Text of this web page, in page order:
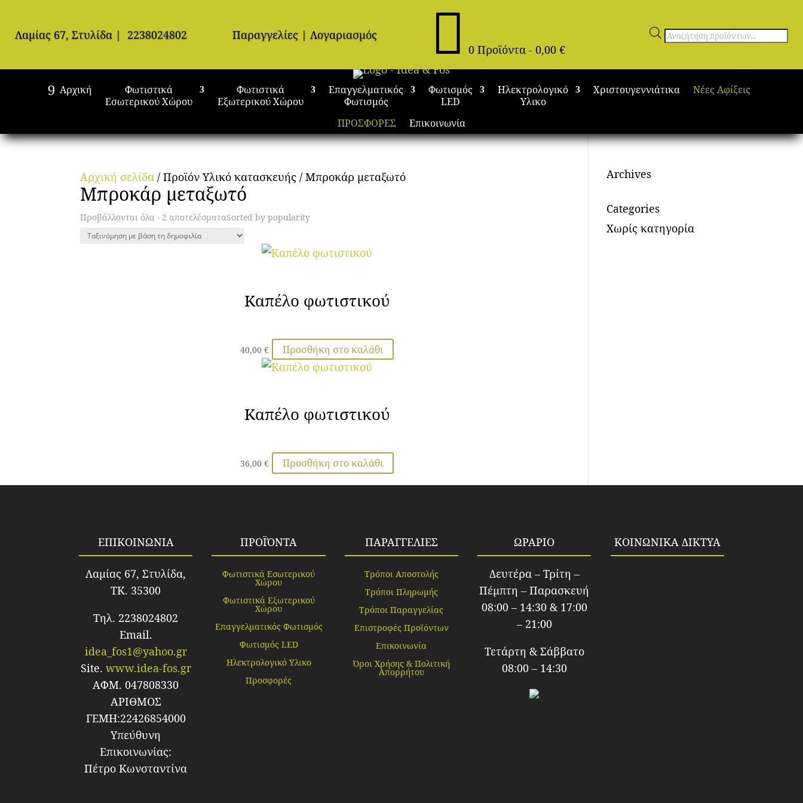
Λαμίας 67, Στυλίδα | 2238024802 Παραγγελίες |Λογαριασμός  0 Προϊόντα - 0,00€
Αναζήτηση
Αρχική
Φωτιστικά
Εσωτερικού Χώρου
Φωτιστικά
Εξωτερικού Χώρου
Επαγγελματικός
Φωτισμός
Φωτισμός
LED
Ηλεκτρολογικό
Υλικο
Χριστουγεννιάτικα Νέες Αφίξεις
ΠΡΟΣΦΟΡΕΣ Επικοινωνία
Αρχική σελίδα / Προϊόν Υλικό κατασκευής / Μπροκάρ μεταξωτό
Μπροκάρ μεταξωτό
Προβάλλονται όλα - 2 αποτελέσματαSorted by popularity
Καπέλο φωτιστικού
40,00 € Προσθήκη στο καλάθι
Καπέλο φωτιστικού
36,00 € Προσθήκη στο καλάθι
Archives
Categories
Χωρίς κατηγορία
ΕΠΙΚΟΙΝΩΝΙΑ
Λαμίας 67, Στυλίδα,
TK. 35300
Τηλ. 2238024802
Email.
idea_fos1@yahoo.gr
Site. www.idea-fos.gr
ΑΦΜ. 047808330
ΑΡΙΘΜΟΣ
ΓΕΜΗ:22426854000
Υπεύθυνη
Επικοινωνίας:
Πέτρο Κωνσταντίνα
ΠΡΟΪΌΝΤΑ
Φωτιστικά Εσωτερικού
Χώρου
Φωτιστικά Εξωτερικού
Χώρου
Επαγγελματικός Φωτισμός
Φωτισμός LED
Ηλεκτρολογικό Υλικο
Προσφορές
ΠΑΡΑΓΓΕΛΙΕΣ
Τρόποι Αποστολής
Τρόποι Πληρωμής
Τρόποι Παραγγελίας
Επιστροφές Προϊόντων
Επικοινωνία
Όροι Χρήσης & Πολιτική
Απορρήτου
ΩΡΑΡΙΟ
Δευτέρα – Τρίτη –
Πέμπτη – Παρασκευή
08:00 – 14:30 & 17:00
– 21:00
Τετάρτη & Σάββατο
08:00 – 14:30
ΚΟΙΝΩΝΙΚΑ ΔΙΚΤΥΑ